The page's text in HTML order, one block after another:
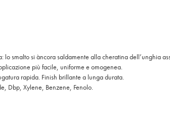
lo smalto si àncora saldamente alla cheratina dell’unghia
più facile, uniforme e omogenea.
rapida. Finish brillante a lunga durata.
Dbp, Xylene, Benzene, Fenolo.